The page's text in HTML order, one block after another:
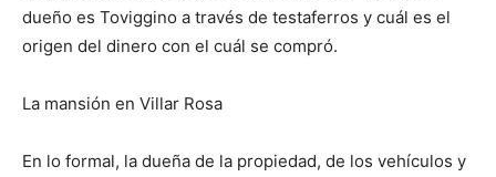
dueño es Toviggino a través de testaferros y cuál es el
origen del dinero con el cuál se compró.
La mansión en Villar Rosa
En lo formal, la dueña de la propiedad, de los vehículos y